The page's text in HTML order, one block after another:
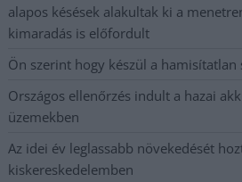
alapos késések alakultak ki a
kimaradás is előfordult
Ön szerint hogy készül a hamisítatlan
Országos ellenőrzés indult a hazai
üzemekben
Az idei év leglassabb növekedését
kiskereskedelemben